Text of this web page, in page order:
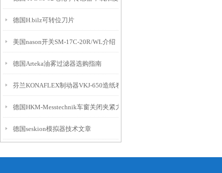
德国H.bilz可转位刀片
美国nason开关SM-17C-20R/WL介绍
德国Arteka油雾过滤器选购指南
芬兰KONAFLEX制动器VKJ-650造纸卷曲机应用
德国HKM-Messtechnik车窗关闭夹紧力计SKM 1.0介绍
德国seskion模拟器技术文章